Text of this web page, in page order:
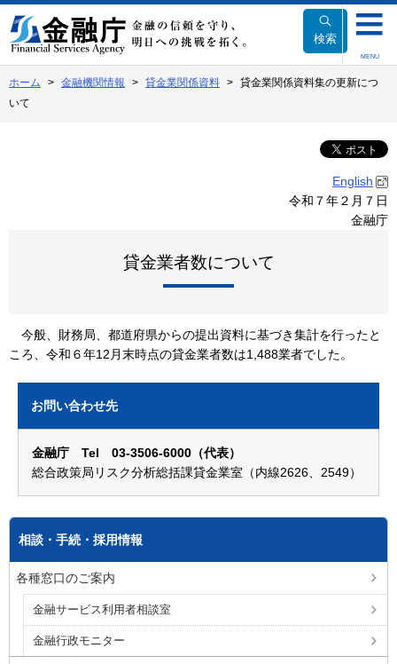
文
へ
動
検索
MENU
ホーム 金融機関情報 貸金業関係資料
貸金業関係資料集の更新につ
いて
English
令和７年２月７日
金融庁
貸金業者数について
今般、財務局、都道府県からの提出資料に基づき集計を行ったと
ころ、令和６年12月末時点の貸金業者数は1,488業者でした。
お問い合わせ先
金融庁 Tel 03-3506-6000（代表）
総合政策局リスク分析総括課貸金業室（内線2626、2549）
相談・手続・採用情報
各種窓口のご案内
金融サービス利用者相談室
金融行政モニター